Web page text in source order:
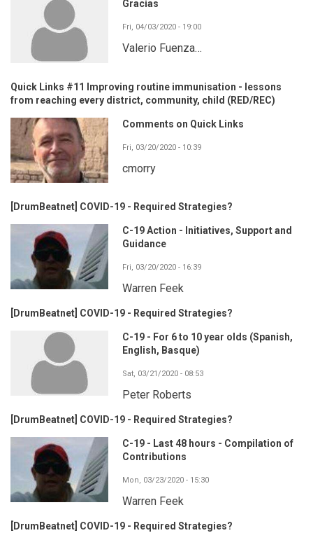
Gracias
Fri, 04/03/2020 - 19:00
Valerio Fuenza…
Quick Links #11 Improving routine immunisation - lessons
from reaching every district, community, child (RED/REC)
Comments on Quick Links
Fri, 03/20/2020 - 10:39
cmorry
[DrumBeatnet] COVID-19 - Required Strategies?
C-19 Action - Initiatives, Support and
Guidance
Fri, 03/20/2020 - 16:39
Warren Feek
[DrumBeatnet] COVID-19 - Required Strategies?
C-19 - For 6 to 10 year olds (Spanish,
English, Basque)
Sat, 03/21/2020 - 08:53
Peter Roberts
[DrumBeatnet] COVID-19 - Required Strategies?
C-19 - Last 48 hours - Compilation of
Contributions
Mon, 03/23/2020 - 15:30
Warren Feek
[DrumBeatnet] COVID-19 - Required Strategies?